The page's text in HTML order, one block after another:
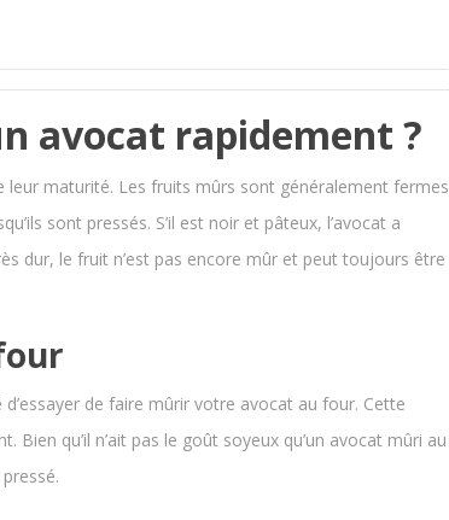
avocat rapidement ?
maturité. Les fruits mûrs sont généralement fermes
sont pressés. S’il est noir et pâteux, l’avocat a
dur, le fruit n’est pas encore mûr et peut toujours être
de faire mûrir votre avocat au four. Cette
qu’il n’ait pas le goût soyeux qu’un avocat mûri au